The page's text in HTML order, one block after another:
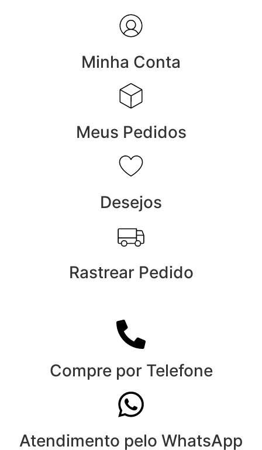
Minha Conta
Meus Pedidos
Desejos
Rastrear Pedido
Compre por Telefone
Atendimento pelo WhatsApp